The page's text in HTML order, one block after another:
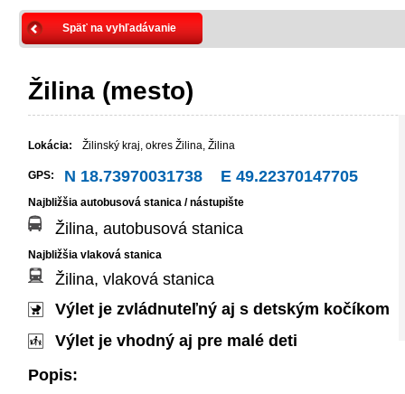
Späť na vyhľadávanie
Žilina (mesto)
Lokácia: Žilinský kraj okres Žilina Žilina
GPS: N 18.73970031738 E 49.22370147705
Najbližšia autobusová stanica / nástupište
Žilina, autobusová stanica
Najbližšia vlaková stanica
Žilina, vlaková stanica
Výlet je zvládnuteľný aj s detským kočíkom
Výlet je vhodný aj pre malé deti
Popis: